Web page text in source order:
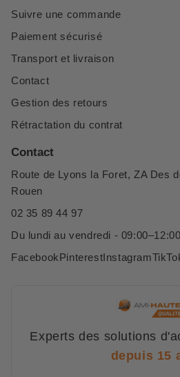
Suivre une commande
Paiement sécurisé
Transport et livraison
Contact
Gestion des retours
Rétractation du contrat
Contact
Route de Lyons la Foret, ZA Des
Rouen
02 35 89 44 97
Du lundi au vendredi -
FacebookPinterestInstagram
Experts des solutions
depuis 15